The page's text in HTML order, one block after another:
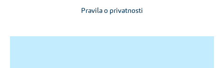
Pravila o privatnosti